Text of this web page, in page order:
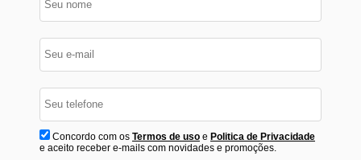
Concordo com os Termos de usoe Politica de Privacidade
e aceito receber e-mails com novidades e promoções.